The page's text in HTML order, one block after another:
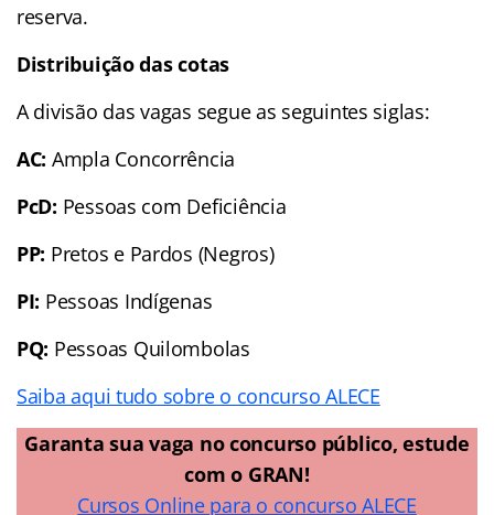
reserva.
Distribuição das cotas
A divisão das vagas segue as seguintes siglas:
AC: Ampla Concorrência
PcD: Pessoas com Deficiência
PP: Pretos e Pardos (Negros)
PI: Pessoas Indígenas
PQ: Pessoas Quilombolas
Saiba aqui tudo sobre o concurso ALECE
Garanta sua vaga no concurso público, estude
com o GRAN!
Cursos Online para o concurso ALECE